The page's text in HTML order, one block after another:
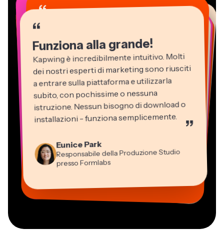
“
Funziona alla grande!
Kapwing è incredibilmente intuitivo. Molti
dei nostri esperti di marketing sono riusciti
a entrare sulla piattaforma e utilizzarla
subito, con pochissime o nessuna
istruzione. Nessun bisogno di download o
installazioni - funziona semplicemente. ”
Eunice Park
Responsabile della Produzione Studio
presso Formlabs
“
“
Grant Taleck
Panos Papagapiou
Socio Amministratore di EPATHLON
“
Kerry-lee Farla
Youtuber
Gracie Peng
Direttore dei Contenuti
“
Heidi Rae
Istruzione
“
Natasha Ball
Consulente
“
Mitch Rawlings
“
Dina Segovia
Libero professionista virtuale